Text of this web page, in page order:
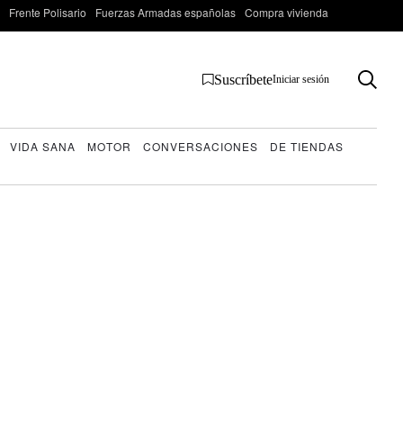
Frente Polisario Fuerzas Armadas españolas Compra vivienda
SuscríbeteIniciar sesión
VIDA SANA MOTOR CONVERSACIONES
DE TIENDAS